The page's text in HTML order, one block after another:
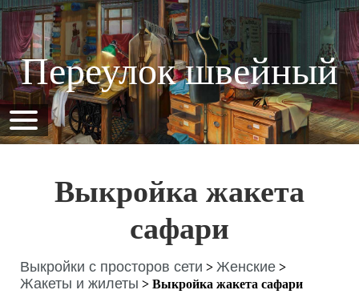
Переулок швейный
Выкройка жакета
сафари
Выкройки с просторов сети > Женские >
Жакеты и жилеты > Выкройка жакета сафари